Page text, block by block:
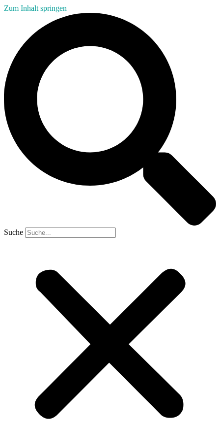
Zum Inhalt springen
Suche